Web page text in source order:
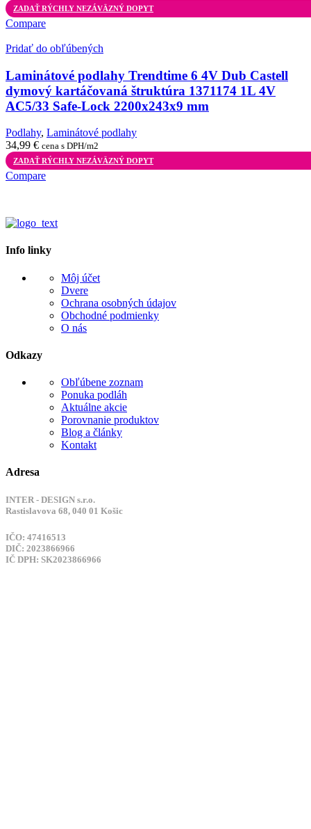
ZADAŤ RÝCHLY NEZÁVÄZNÝ DOPYT
Compare
Pridať do obľúbených
Laminátové podlahy Trendtime 6 4V Dub Castell
dymový kartáčovaná štruktúra 1371174 1L 4V
AC5/33 Safe-Lock 2200x243x9 mm
Podlahy, Laminátové podlahy
34,99 € cena s DPH/m2
ZADAŤ RÝCHLY NEZÁVÄZNÝ DOPYT
Compare
Info linky
Môj účet
Dvere
Ochrana osobných údajov
Obchodné podmienky
O nás
Odkazy
Obľúbene zoznam
Ponuka podláh
Aktuálne akcie
Porovnanie produktov
Blog a články
Kontakt
Adresa
INTER - DESIGN s.r.o.
Rastislavova 68, 040 01 Košic
IČO: 47416513
DIČ: 2023866966
IČ DPH: SK2023866966